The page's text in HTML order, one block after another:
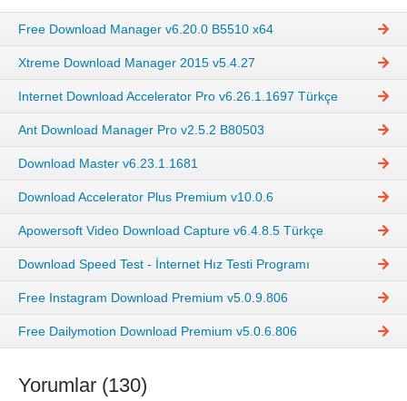
Free Download Manager v6.20.0 B5510 x64
Xtreme Download Manager 2015 v5.4.27
Internet Download Accelerator Pro v6.26.1.1697 Türkçe
Ant Download Manager Pro v2.5.2 B80503
Download Master v6.23.1.1681
Download Accelerator Plus Premium v10.0.6
Apowersoft Video Download Capture v6.4.8.5 Türkçe
Download Speed Test - İnternet Hız Testi Programı
Free Instagram Download Premium v5.0.9.806
Free Dailymotion Download Premium v5.0.6.806
Yorumlar (130)